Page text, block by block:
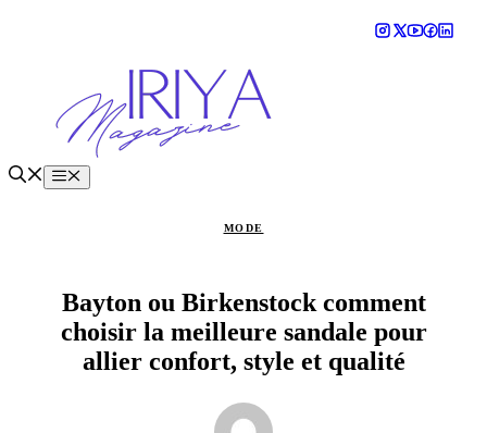
Menu
MODE
Bayton ou Birkenstock comment
choisir la meilleure sandale pour
allier confort, style et qualité